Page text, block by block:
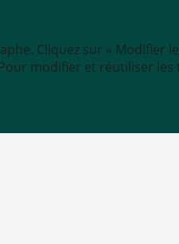
Cliquez sur « Modifier
modifier et réutiliser les